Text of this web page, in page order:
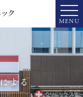
MENU
よる